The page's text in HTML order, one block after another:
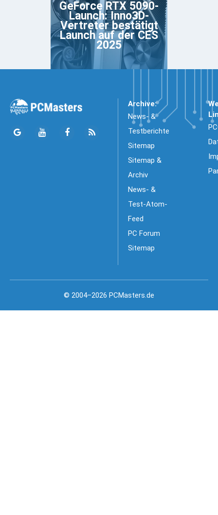
GeForce RTX 5090-
Launch: Inno3D-
Vertreter bestätigt
Launch auf der CES
2025
Archive:
News- &
Testberichte
Sitemap
Sitemap &
Archiv
News- &
Test-Atom-
Feed
PC Forum
Sitemap
© 2004–2026 PCMasters.de